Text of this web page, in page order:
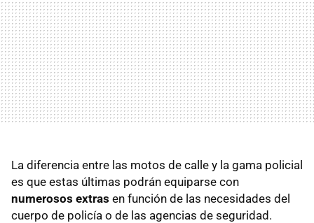
La diferencia entre las motos de calle y la gama policial
es que estas últimas podrán equiparse con
numerosos extras en función de las necesidades del
cuerpo de policía o de las agencias de seguridad.